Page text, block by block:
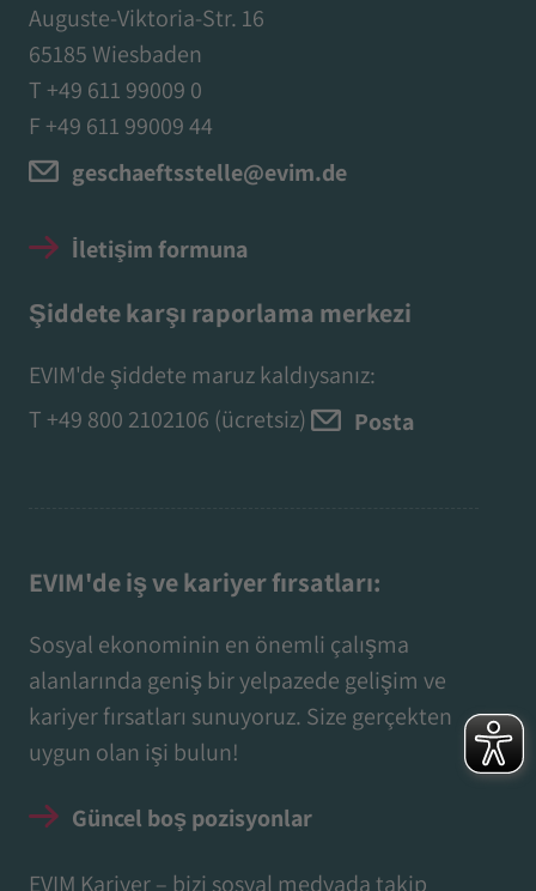
Auguste-Viktoria-Str. 16
65185 Wiesbaden
T +49 611 99009 0
F +49 611 99009 44
geschaeftsstelle@evim.de
İletişim formuna
Şiddete karşı raporlama merkezi
EVIM'de şiddete maruz kaldıysanız:
T +49 800 2102106 (ücretsiz) Posta
EVIM'de iş ve kariyer fırsatları:
Sosyal ekonominin en önemli çalışma
alanlarında geniş bir yelpazede gelişim ve
kariyer fırsatları sunuyoruz. Size gerçekten
uygun olan işi bulun!
Güncel boş pozisyonlar
EVIM Kariyer – bizi sosyal medyada takip